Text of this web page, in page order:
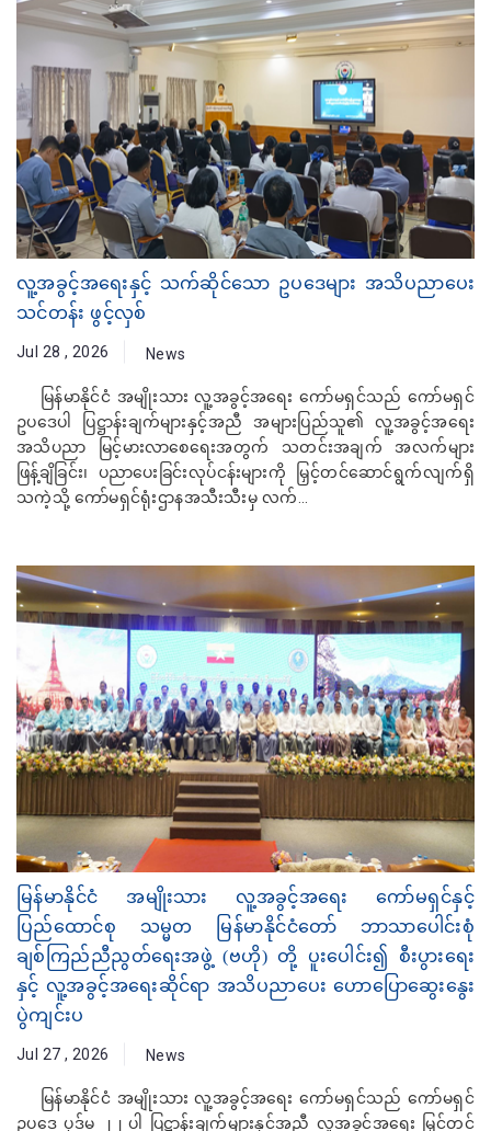
လူ့အခွင့်အရေးနှင့် သက်ဆိုင်သော ဥပဒေများ အသိပညာပေး
သင်တန်း ဖွင့်လှစ်
Jul 28 , 2026 News
မြန်မာနိုင်ငံ အမျိုးသား လူ့အခွင့်အရေး ကော်မရှင်သည် ကော်မရှင်
ဥပဒေပါ ပြဋ္ဌာန်းချက်များနှင့်အညီ အများပြည်သူ၏ လူ့အခွင့်အရေး
အသိပညာ မြင့်မားလာစေရေးအတွက် သတင်းအချက် အလက်များ
ဖြန့်ချိခြင်း၊ ပညာပေးခြင်းလုပ်ငန်းများကို မြှင့်တင်ဆောင်ရွက်လျက်ရှိ
သကဲ့သို့ ကော်မရှင်ရုံးဌာနအသီးသီးမှ လက်...
မြန်မာနိုင်ငံ အမျိုးသား လူ့အခွင့်အရေး ကော်မရှင်နှင့်
ပြည်ထောင်စု သမ္မတ မြန်မာနိုင်ငံတော် ဘာသာပေါင်းစုံ
ချစ်ကြည်ညီညွတ်ရေးအဖွဲ့ (ဗဟို) တို့ ပူးပေါင်း၍ စီးပွားရေး
နှင့် လူ့အခွင့်အရေးဆိုင်ရာ အသိပညာပေး ဟောပြောဆွေးနွေး
ပွဲကျင်းပ
Jul 27 , 2026 News
မြန်မာနိုင်ငံ အမျိုးသား လူ့အခွင့်အရေး ကော်မရှင်သည် ကော်မရှင်
ဥပဒေ ပုဒ်မ ၂၂ ပါ ပြဋ္ဌာန်းချက်များနှင့်အညီ လူ့အခွင့်အရေး မြှင့်တင်